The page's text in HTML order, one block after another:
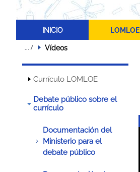
INICIO LOMLOE
Vídeos
Currículo LOMLOE
Debate público sobre el
currículo
Documentación del
Ministerio para el
debate público